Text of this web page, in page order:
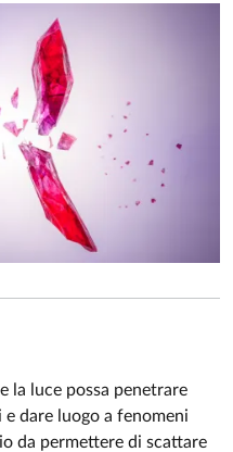
la luce possa penetrare
dare luogo a fenomeni
da permettere di scattare